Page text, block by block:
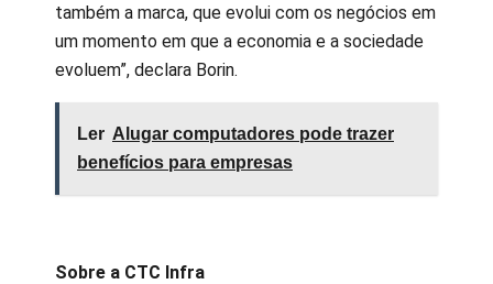
também a marca, que evolui com os negócios em
um momento em que a economia e a sociedade
evoluem”, declara Borin.
Ler Alugar computadores pode trazer
benefícios para empresas
Sobre a CTC Infra